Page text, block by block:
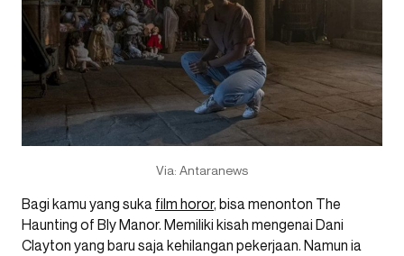
Via: Antaranews
Bagi kamu yang suka film horor, bisa menonton The
Haunting of Bly Manor. Memiliki kisah mengenai Dani
Clayton yang baru saja kehilangan pekerjaan. Namun ia